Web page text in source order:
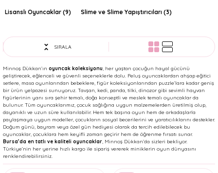
Lisanslı Oyuncaklar (9) Slime ve Slime Yapıştırıcıları (3)
SIRALA
Minnoş Dükkan’ın oyuncak koleksiyonu, her yaştan çocuğun hayal gücünü
geliştirecek, eğlenceli ve güvenli seçeneklerle dolu. Peluş oyuncaklardan ahşap eğitici
setlere, masa oyunlarından bebeklere, figür koleksiyonlarından puzzle’lara kadar geniş
bir ürün yelpazesi sunuyoruz. Tavşan, kedi, panda, tilki, dinozor gibi sevimli hayvan
figürlerinin yanı sıra şehir temalı, doğa konseptli ve meslek temalı oyuncaklar da
bulunur. Tüm oyuncaklarımız, çocuk sağlığına uygun malzemelerden üretilmiş olup,
dayanıklı ve uzun süre kullanılabilir. Hem tek başına oyun hem de arkadaşlarla
paylaşmaya uygun modeller, çocukların sosyal becerilerini ve yaratıcılıklarını destekler.
Doğum günü, bayram veya özel gün hediyesi olarak da tercih edilebilecek bu
oyuncaklar, çocuklara hem keyifli zaman geçirir hem de öğrenme fırsatı sunar.
Bursa’da en tatlı ve kaliteli oyuncaklar, Minnoş Dükkan’da sizleri bekliyor.
Türkiye’nin her yerine hızlı kargo ile sipariş vererek miniklerin oyun dünyasını
renklendirebilirsiniz.